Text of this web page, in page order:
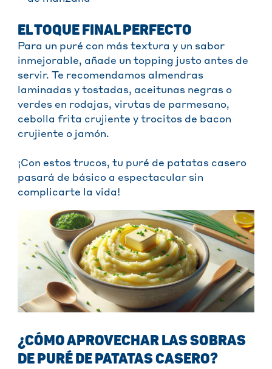
EL TOQUE FINAL PERFECTO
Para un puré con más textura y un sabor
inmejorable, añade un topping justo antes de
servir. Te recomendamos almendras
laminadas y tostadas, aceitunas negras o
verdes en rodajas, virutas de parmesano,
cebolla frita crujiente y trocitos de bacon
crujiente o jamón.
¡Con estos trucos, tu puré de patatas casero
pasará de básico a espectacular sin
complicarte la vida!
¿CÓMO APROVECHAR LAS SOBRAS
DE PURÉ DE PATATAS CASERO?